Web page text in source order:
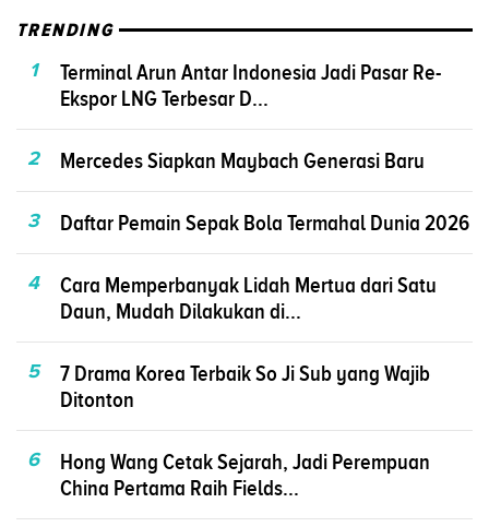
TRENDING
1
Terminal Arun Antar Indonesia Jadi Pasar Re-
Ekspor LNG Terbesar D...
2 Mercedes Siapkan Maybach Generasi Baru
3 Daftar Pemain Sepak Bola Termahal Dunia 2026
4
Cara Memperbanyak Lidah Mertua dari Satu
Daun, Mudah Dilakukan di...
5
7 Drama Korea Terbaik So Ji Sub yang Wajib
Ditonton
6
Hong Wang Cetak Sejarah, Jadi Perempuan
China Pertama Raih Fields...